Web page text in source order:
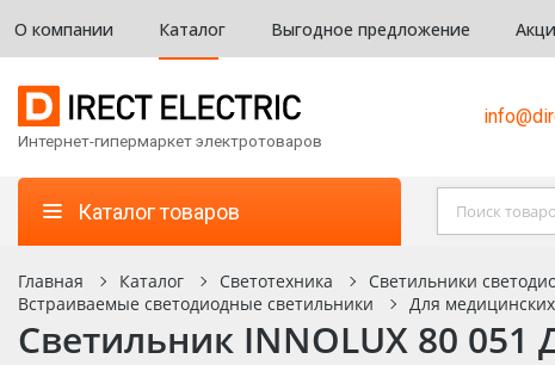
О компании Каталог Выгодное предложение
Интернет-гипермаркет электротоваров
Каталог товаров
Главная Каталог Светотехника Светильники
Встраиваемые светодиодные светильники
Для
Светильник INNOLUX 80 051